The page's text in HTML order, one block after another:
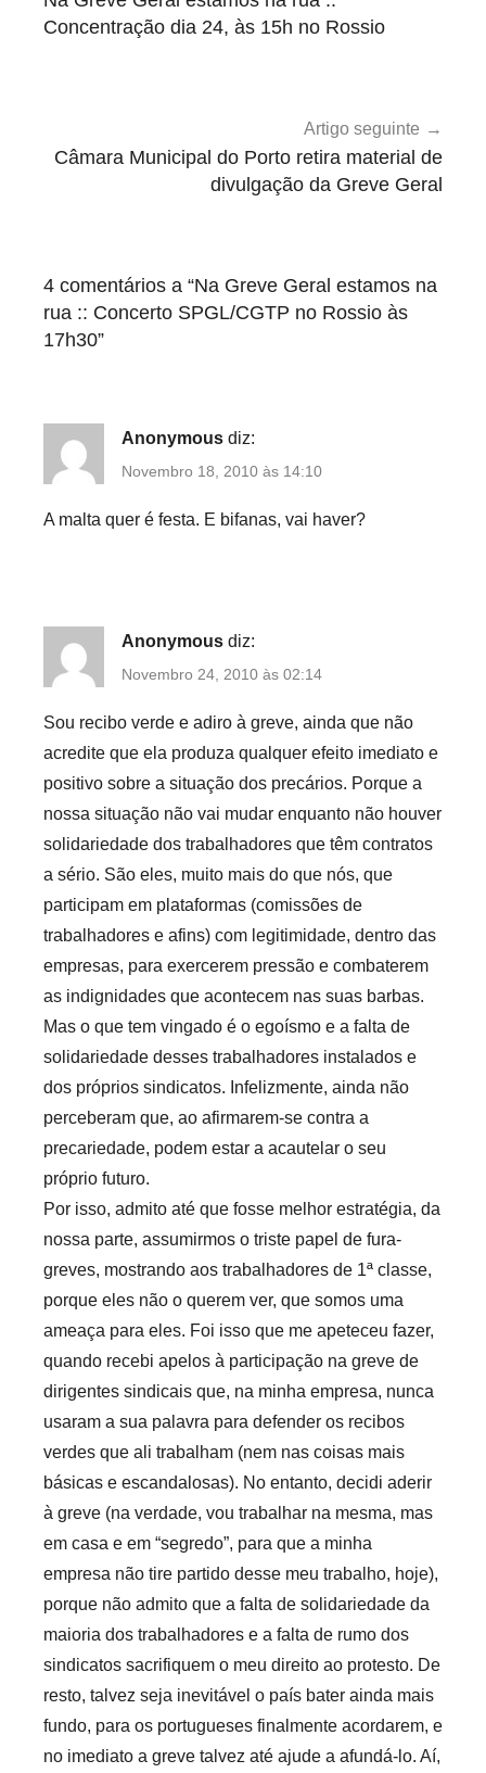
artigos
Concentração dia 24, às 15h no Rossio
Artigo seguinte
Câmara Municipal do Porto retira material de
divulgação da Greve Geral
4 comentários a “Na Greve Geral estamos na
rua :: Concerto SPGL/CGTP no Rossio às
17h30”
Anonymous diz:
Novembro 18, 2010 às 14:10
A malta quer é festa. E bifanas, vai haver?
Anonymous diz:
Novembro 24, 2010 às 02:14
Sou recibo verde e adiro à greve, ainda que não
acredite que ela produza qualquer efeito imediato e
positivo sobre a situação dos precários. Porque a
nossa situação não vai mudar enquanto não houver
solidariedade dos trabalhadores que têm contratos
a sério. São eles, muito mais do que nós, que
participam em plataformas (comissões de
trabalhadores e afins) com legitimidade, dentro das
empresas, para exercerem pressão e combaterem
as indignidades que acontecem nas suas barbas.
Mas o que tem vingado é o egoísmo e a falta de
solidariedade desses trabalhadores instalados e
dos próprios sindicatos. Infelizmente, ainda não
perceberam que, ao afirmarem-se contra a
precariedade, podem estar a acautelar o seu
próprio futuro.
Por isso, admito até que fosse melhor estratégia, da
nossa parte, assumirmos o triste papel de fura-
greves, mostrando aos trabalhadores de 1ª classe,
porque eles não o querem ver, que somos uma
ameaça para eles. Foi isso que me apeteceu fazer,
quando recebi apelos à participação na greve de
dirigentes sindicais que, na minha empresa, nunca
usaram a sua palavra para defender os recibos
verdes que ali trabalham (nem nas coisas mais
básicas e escandalosas). No entanto, decidi aderir
à greve (na verdade, vou trabalhar na mesma, mas
em casa e em “segredo”, para que a minha
empresa não tire partido desse meu trabalho, hoje),
porque não admito que a falta de solidariedade da
maioria dos trabalhadores e a falta de rumo dos
sindicatos sacrifiquem o meu direito ao protesto. De
resto, talvez seja inevitável o país bater ainda mais
fundo, para os portugueses finalmente acordarem, e
no imediato a greve talvez até ajude a afundá-lo. Aí,